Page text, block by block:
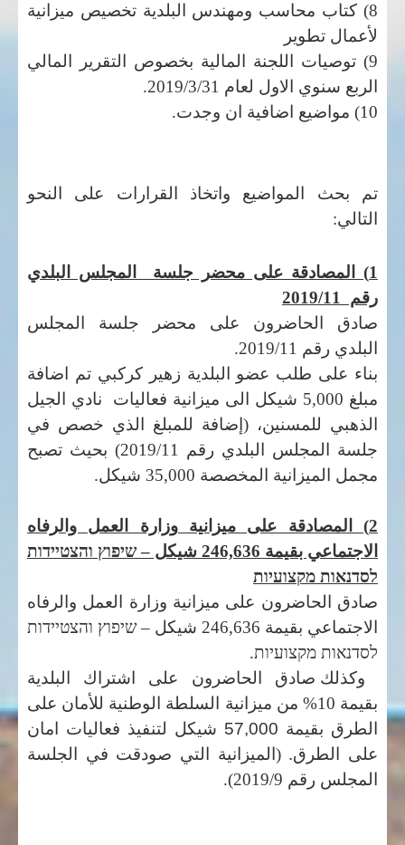
8) كتاب محاسب ومهندس البلدية تخصيص ميزانية
لأعمال تطوير
9) توصيات اللجنة المالية بخصوص التقرير المالي
الربع سنوي الاول لعام 2019/3/31.
10) مواضيع اضافية ان وجدت.
تم بحث المواضيع واتخاذ القرارات على النحو
التالي:
1) المصادقة على محضر جلسة المجلس البلدي
رقم 2019/11
صادق الحاضرون على محضر جلسة المجلس
البلدي رقم 2019/11.
بناء على طلب عضو البلدية زهير كركبي تم اضافة
مبلغ 5,000 شيكل الى ميزانية فعاليات نادي الجيل
الذهبي للمسنين، (إضافة للمبلغ الذي خصص في
جلسة المجلس البلدي رقم 2019/11) بحيث تصبح
مجمل الميزانية المخصصة 35,000 شيكل.
2) المصادقة على ميزانية وزارة العمل والرفاه
الاجتماعي بقيمة 246,636 شيكل –
שיפוץ והצטיידות
לסדנאות מקצועיות
صادق الحاضرون على ميزانية وزارة العمل والرفاه
الاجتماعي بقيمة 246,636 شيكل –
שיפוץ והצטיידות
לסדנאות מקצועיות.
وكذلك صادق الحاضرون على اشتراك البلدية
بقيمة 10% من
ميزانية السلطة الوطنية للأمان على
الطرق بقيمة 57,000 شيكل
لتنفيذ فعاليات امان
على الطرق. (الميزانية التي صودقت في الجلسة
المجلس رقم 2019/9).